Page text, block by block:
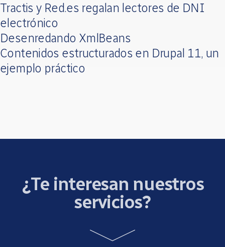
Tractis y Red.es regalan lectores de DNI
electrónico
Desenredando XmlBeans
Contenidos estructurados en Drupal 11, un
ejemplo práctico
¿Te interesan nuestros
servicios?